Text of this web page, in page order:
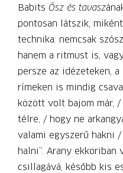
Babits Ősz és tavasz
pontosan látszik,
technika: nemcsak
hanem a ritmust is,
persze az idézeteken,
rímeken is mindig
között volt bajom már,
télre, / hogy ne
valami egyszerű hakni
halni”. Arany
csillagává, később kis